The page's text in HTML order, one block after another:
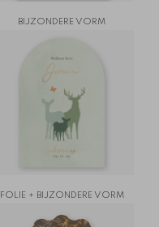
BIJZONDERE VORM
FOLIE + BIJZONDERE VORM